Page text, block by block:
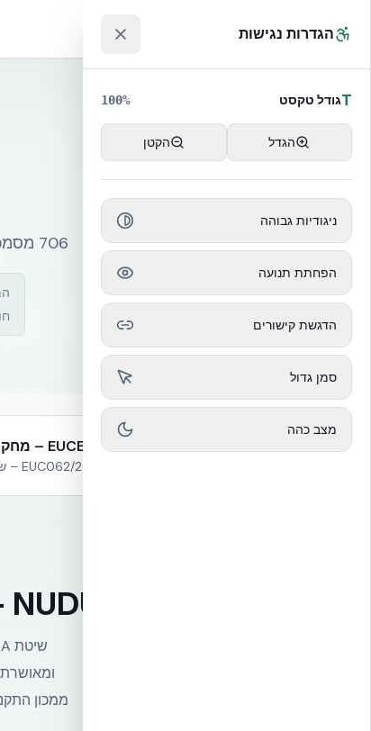
706 מסמכים מקצועיים – דוחות מעבדה, אישורי תקן, שרטוטים, חוברות התקנה ועוד
NUDURA ICF — מאושרת ובדוקה ע״י הגופים המובילים בעולם
ממכון
הגדרות נגישות
Tגודל טקסט 100%
הגדל הקטן
ניגודיות גבוהה
הפחתת תנועה
הדגשת קישורים
סמן גדול
מצב כהה